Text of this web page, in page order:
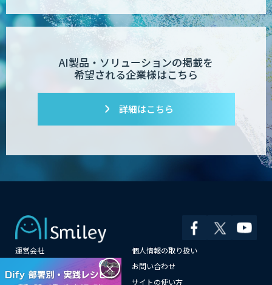
生成AIの業務活用は「Safe AI
法人向け生成AIソリューション（受託開
発/PoC&コンサル）
AI・データ活用コンサルティング・受託
開発支援
AI製品・ソリューションの掲載を
希望される企業様はこちら
詳細はこちら
運営会社
個人情報の取り扱い
お問い合わせ
メールマガジン登録
サイトの使い方
×